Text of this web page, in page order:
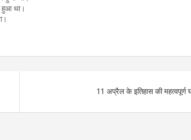
हुआ था।
11 अप्रैल के इतिहास की महत्वपूर्ण